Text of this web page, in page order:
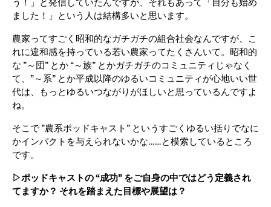
ました！」という人は結構多いと思います。
農家ってすごく昭和的なガチガチの組合社会なんですが、こ
れに違和感を持っている若い農家ってたくさんいて。昭和的
な ”～団” とか “～族” とかガチガチのコミュニティじゃなく
て、”～系” とか平成以降のゆるいコミュニティが心地いい世
代は、もっとゆるいつながりがほしいと思っているんですよ
ね。
そこで ”農系ポッドキャスト” というすごくゆるい括りでなに
かインパクトを与えられないかな……と模索しているところ
です。
▷ポッドキャストの “成功” をご自身の中ではどう定義され
てますか？ それを踏まえた目標や展望は？